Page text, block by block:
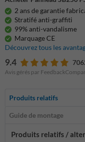
2 ans de garantie
Stratifé anti-graffiti
99% anti-vandalisme
Marquage CE
Découvrez tous les
9.4
Avis gérés par
Produits relatifs
Guide de montage
Produits relatifs /